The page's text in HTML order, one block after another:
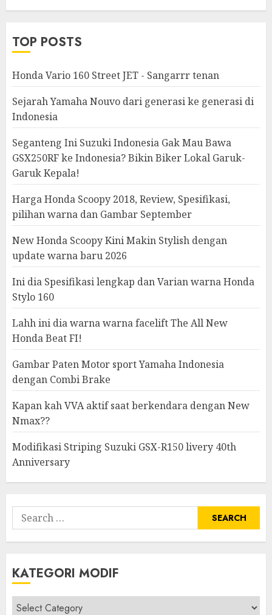
Modifikasi
TOP POSTS
Honda Vario 160 Street JET - Sangarrr tenan
Sejarah Yamaha Nouvo dari generasi ke generasi di
Indonesia
Seganteng Ini Suzuki Indonesia Gak Mau Bawa
GSX250RF ke Indonesia? Bikin Biker Lokal Garuk-
Garuk Kepala!
Harga Honda Scoopy 2018, Review, Spesifikasi,
pilihan warna dan Gambar September
New Honda Scoopy Kini Makin Stylish dengan
update warna baru 2026
Ini dia Spesifikasi lengkap dan Varian warna Honda
Stylo 160
Lahh ini dia warna warna facelift The All New
Honda Beat FI!
Gambar Paten Motor sport Yamaha Indonesia
dengan Combi Brake
Kapan kah VVA aktif saat berkendara dengan New
Nmax??
Modifikasi Striping Suzuki GSX-R150 livery 40th
Anniversary
Search
for:
KATEGORI MODIF
Kategori